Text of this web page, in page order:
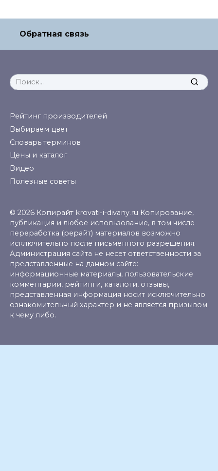
Обратная связь
Search
for:
Рейтинг производителей
Выбираем цвет
Словарь терминов
Цены и каталог
Видео
Полезные советы
© 2026 Копирайт krovati-i-divany.ru Копирование,
публикация и любое использование, в том числе
переработка (рерайт) материалов возможно
исключительно после письменного разрешения.
Администрация сайта не несет ответственности за
представленные на данном сайте:
информационные материалы, пользовательские
комментарии, рейтинги, каталоги, отзывы,
представленная информация носит исключительно
ознакомительный характер и не является призывом
к чему либо.